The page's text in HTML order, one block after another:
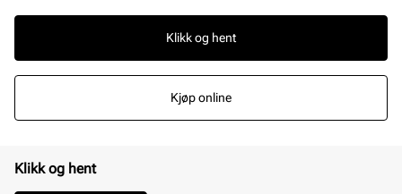
Klikk og hent
Kjøp online
Klikk og hent